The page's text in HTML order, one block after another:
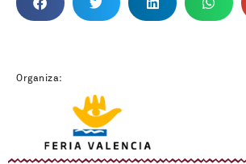
Organiza: